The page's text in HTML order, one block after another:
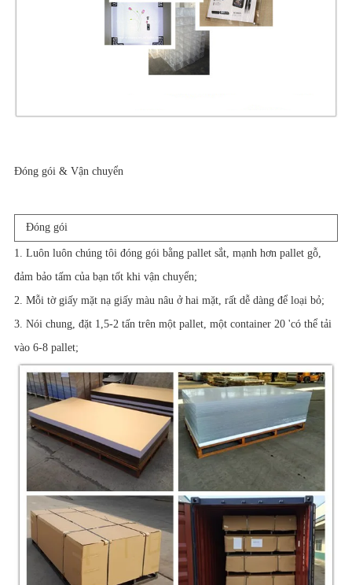
Đóng gói & Vận chuyển
Đóng gói
1. Luôn luôn chúng tôi đóng gói bằng pallet sắt, mạnh hơn pallet gỗ,
đảm bảo tấm của bạn tốt khi vận chuyển;
2. Mỗi tờ giấy mặt nạ giấy màu nâu ở hai mặt, rất dễ dàng để loại bỏ;
3. Nói chung, đặt 1,5-2 tấn trên một pallet, một container 20 'có thể tải
vào 6-8 pallet;